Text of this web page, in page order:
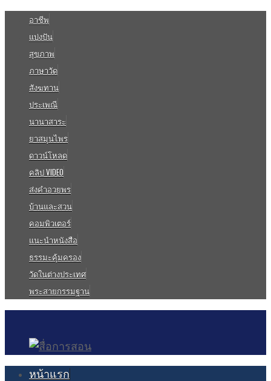
อาชีพ
แบ่งปัน
สุขภาพ
ภาษาวัด
สังฆทาน
ประเพณี
นานาสาระ
ยาสมุนไพร
ดาวน์โหลด
คลิป VIDEO
ส่งคำอวยพร
บ้านและสวน
คอมพิวเตอร์
แนะนำหนังสือ
ธรรมะคุ้มครอง
วัดในต่างประเทศ
พระสายกรรมฐาน
หน้าแรก